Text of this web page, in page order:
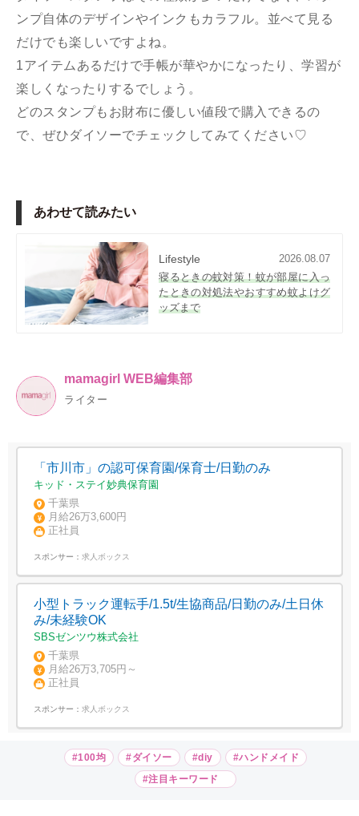
ンプ自体のデザインやインクもカラフル。並べて見る
だけでも楽しいですよね。
1アイテムあるだけで手帳が華やかになったり、学習が
楽しくなったりするでしょう。
どのスタンプもお財布に優しい値段で購入できるの
で、ぜひダイソーでチェックしてみてください♡
あわせて読みたい
Lifestyle
2026.08.07
寝るときの蚊対策！蚊が部屋に入っ
たときの対処法やおすすめ蚊よけグ
ッズまで
mamagirl WEB編集部
ライター
「市川市」の認可保育園/保育士/日勤のみ
キッド・ステイ妙典保育園
千葉県
月給26万3,600円
正社員
スポンサー： 求人ボックス
小型トラック運転手/1.5t/生協商品/日勤のみ/土日休
み/未経験OK
SBSゼンツウ株式会社
千葉県
月給26万3,705円～
正社員
スポンサー： 求人ボックス
#100均 #ダイソー #diy
#ハンドメイド
#注目キーワード